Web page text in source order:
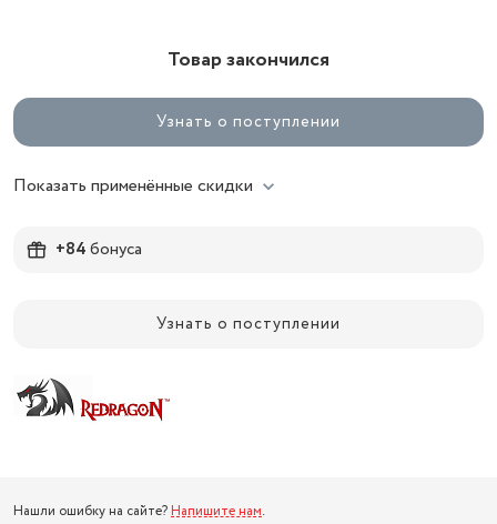
Товар закончился
Узнать о поступлении
Показать применённые скидки
+84бонуса
Узнать о поступлении
Нашли ошибку на сайте? Напишите нам.